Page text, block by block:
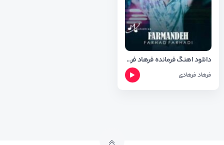
دانلود اهنگ فرمانده فرهاد فرهادی
فرهاد فرهادی